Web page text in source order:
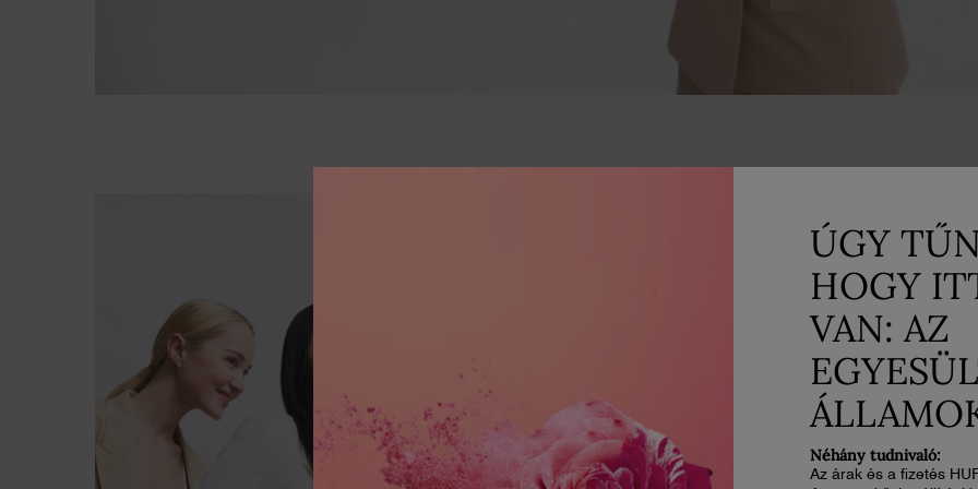
EL A
✔ GONDOSKODJON A JÓ
ÚGY
HOGY
VAN: AZ
Néhány tudnivaló:
Az árak és a fizetés